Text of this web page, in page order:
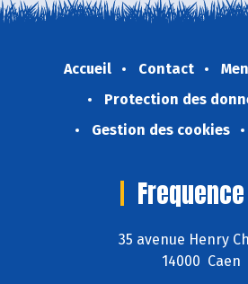
Accueil Contact
Protection des
Gestion des cookies
35 avenue Henry
14000 Caen